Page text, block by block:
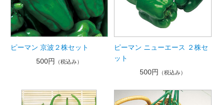
ピーマン 京波２株セット
500円
（税込み）
ピーマン ニューエース ２株セ
ット
500円
（税込み）